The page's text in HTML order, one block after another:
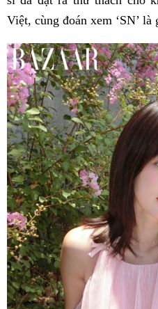
Việt, cùng đoán xem ‘SN’ là